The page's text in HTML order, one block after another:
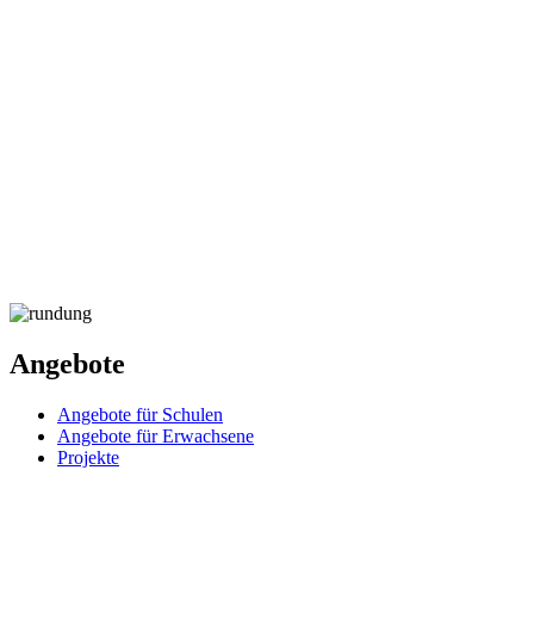
Angebote
Angebote für Schulen
Angebote für Erwachsene
Projekte